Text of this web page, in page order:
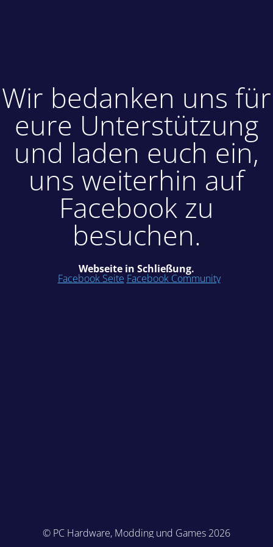
Wir bedanken uns für
eure Unterstützung
und laden euch ein,
uns weiterhin auf
Facebook zu
besuchen.
Webseite in Schließung.
Facebook Seite Facebook Community
© PC Hardware, Modding und Games 2026